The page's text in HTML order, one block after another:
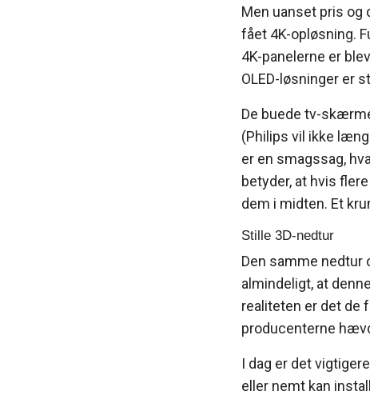
Men uanset pris og
fået 4K-opløsning.
4K-panelerne er
OLED-løsninger er
De buede tv-
(Philips vil ikke
er en smagssag,
betyder, at hvis
dem i midten. Et
Stille 3D-nedtur
Den samme nedtur
almindeligt, at
realiteten er det de
producenterne
I dag er det
eller nemt kan